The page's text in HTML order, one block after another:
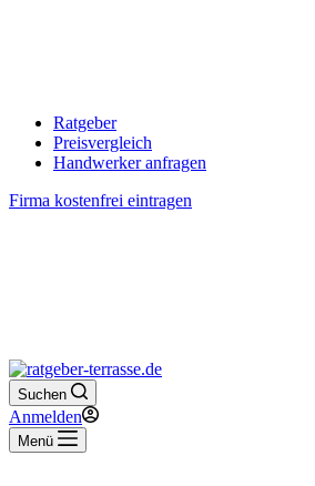
Ratgeber
Preisvergleich
Handwerker anfragen
Firma kostenfrei eintragen
Suchen
Anmelden
Menü